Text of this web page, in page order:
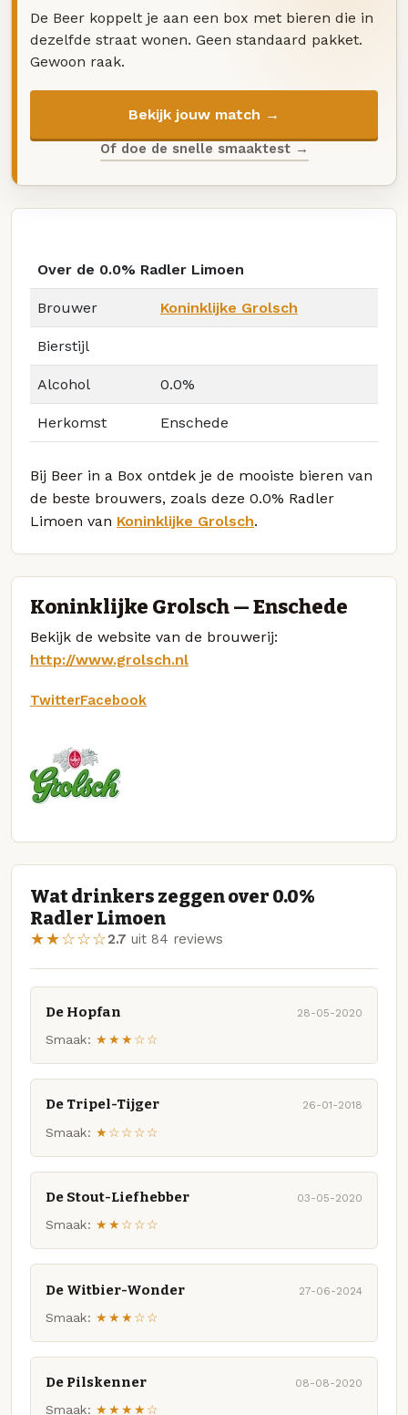
De Beer koppelt je aan een box met bieren die in
dezelfde straat wonen. Geen standaard pakket.
Gewoon raak.
Bekijk jouw match →
Of doe de snelle smaaktest →
Over de 0.0% Radler Limoen
Brouwer Koninklijke Grolsch
Bierstijl
Alcohol 0.0%
Herkomst Enschede
Bij Beer in a Box ontdek je de mooiste bieren van
de beste brouwers, zoals deze 0.0% Radler
Limoen van Koninklijke Grolsch.
Koninklijke Grolsch — Enschede
Bekijk de website van de brouwerij:
http://www.grolsch.nl
TwitterFacebook
Wat drinkers zeggen over 0.0%
Radler Limoen
★★☆☆☆2.7 uit 84 reviews
De Hopfan 28-05-2020
Smaak: ★★★☆☆
De Tripel-Tijger 26-01-2018
Smaak: ★☆☆☆☆
De Stout-Liefhebber 03-05-2020
Smaak: ★★☆☆☆
De Witbier-Wonder 27-06-2024
Smaak: ★★★☆☆
De Pilskenner 08-08-2020
Smaak: ★★★★☆